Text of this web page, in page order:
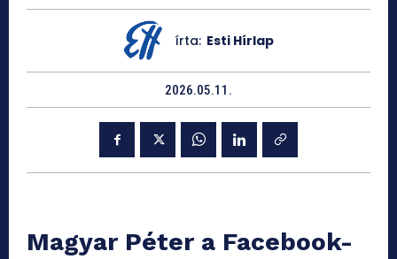
írta: Esti Hírlap
2026.05.11.
Magyar Péter a Facebook-